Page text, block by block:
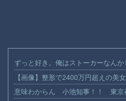
ずっと好き。俺はストーカーなんか
【画像】整形で2400万円超えの美
意味わからん 小池知事！！ 東京